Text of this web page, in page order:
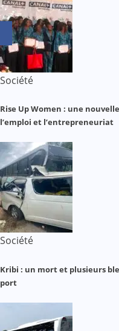
Société
Rise Up Women : une
l’emploi et l’entrepreneuriat
Société
Kribi : un mort et plusieurs
port